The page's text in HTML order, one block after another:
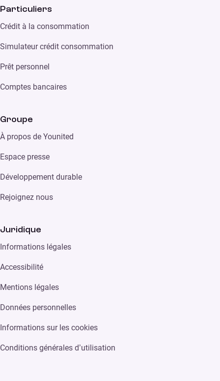
Particuliers
Crédit à la consommation
Simulateur crédit consommation
Prêt personnel
Comptes bancaires
Groupe
À propos de Younited
Espace presse
Développement durable
Rejoignez nous
Juridique
Informations légales
Accessibilité
Mentions légales
Données personnelles
Informations sur les cookies
Conditions générales d’utilisation